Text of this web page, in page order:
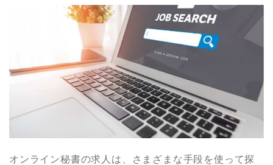
オンライン秘書の求人は、さまざまな手段を使って探